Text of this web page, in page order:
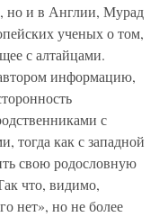
но и в Англии, Мурад
ученых о том,
с алтайцами.
информацию,
с
тогда как с западной
свою родословную
что, видимо,
нет», но не более